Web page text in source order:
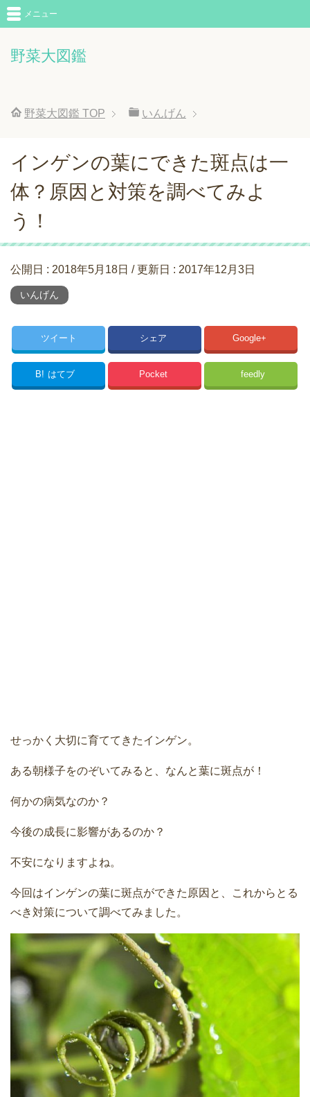
野菜大図鑑
メニュー
野菜大図鑑 TOP いんげん
インゲンの葉にできた斑点は一
体？原因と対策を調べてみよ
う！
公開日 : 2018年5月18日 / 更新日 : 2017年12月3日
いんげん
ツイート シェア Google+
B! はてブ Pocket feedly
せっかく大切に育ててきたインゲン。
ある朝様子をのぞいてみると、なんと葉に斑点が！
何かの病気なのか？
今後の成長に影響があるのか？
不安になりますよね。
今回はインゲンの葉に斑点ができた原因と、これからとる
べき対策について調べてみました。